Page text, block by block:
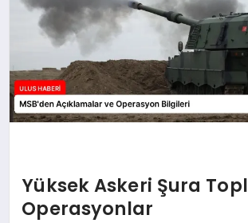
Yüksek Askeri Şura
Operasyonlar